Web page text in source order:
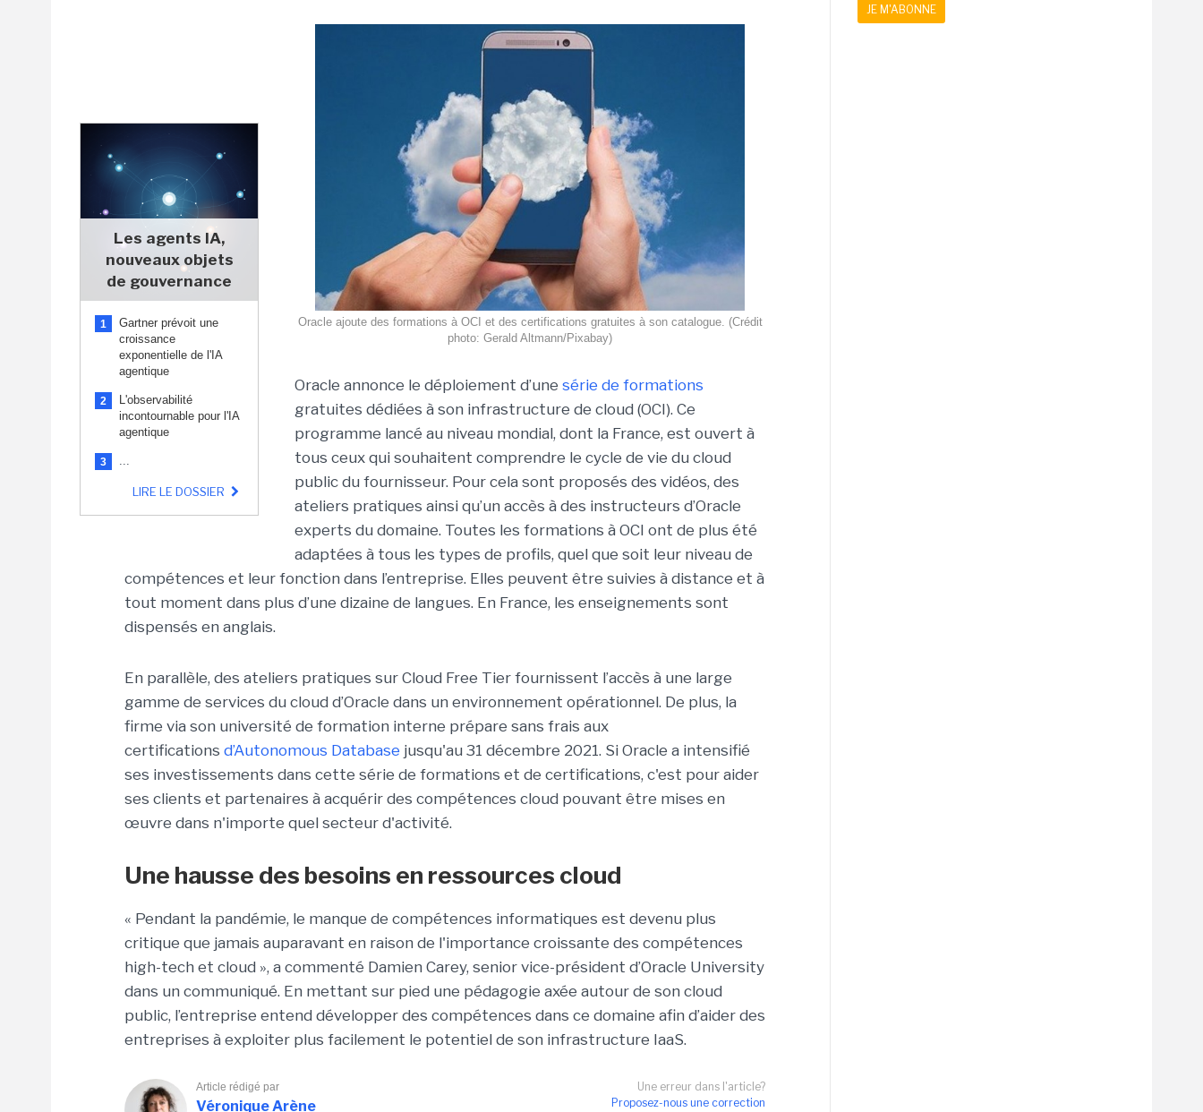
Les agents IA,
nouveaux objets
de gouvernance
1
Gartner prévoit une
croissance
exponentielle de l'IA
agentique
2
L'observabilité
incontournable pour l'IA
agentique
3 ...
LIRE LE DOSSIER
Oracle ajoute des formations à OCI et des certifications gratuites à son catalogue. (Crédit
photo: Gerald Altmann/Pixabay)
Oracle annonce le déploiement d’une série de formations
gratuites dédiées à son infrastructure de cloud (OCI). Ce
programme lancé au niveau mondial, dont la France, est ouvert à
tous ceux qui souhaitent comprendre le cycle de vie du cloud
public du fournisseur. Pour cela sont proposés des vidéos, des
ateliers pratiques ainsi qu’un accès à des instructeurs d’Oracle
experts du domaine. Toutes les formations à OCI ont de plus été
adaptées à tous les types de profils, quel que soit leur niveau de
compétences et leur fonction dans l’entreprise. Elles peuvent être suivies à distance et à
tout moment dans plus d’une dizaine de langues. En France, les enseignements sont
dispensés en anglais.
En parallèle, des ateliers pratiques sur Cloud Free Tier fournissent l’accès à une large
gamme de services du cloud d’Oracle dans un environnement opérationnel. De plus, la
firme via son université de formation interne prépare sans frais aux
certifications d’Autonomous Database jusqu'au 31 décembre 2021. Si Oracle a intensifié
ses investissements dans cette série de formations et de certifications, c'est pour aider
ses clients et partenaires à acquérir des compétences cloud pouvant être mises en
œuvre dans n'importe quel secteur d'activité.
Une hausse des besoins en ressources cloud
« Pendant la pandémie, le manque de compétences informatiques est devenu plus
critique que jamais auparavant en raison de l'importance croissante des compétences
high-tech et cloud », a commenté Damien Carey, senior vice-président d’Oracle University
dans un communiqué. En mettant sur pied une pédagogie axée autour de son cloud
public, l’entreprise entend développer des compétences dans ce domaine afin d’aider des
entreprises à exploiter plus facilement le potentiel de son infrastructure IaaS.
Une erreur dans l'article?
Proposez-nous une correction
Article rédigé par
Véronique Arène
JE M'ABONNE